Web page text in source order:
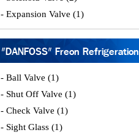
- Expansion Valve (1)
"DANFOSS" Freon Refrigeration
- Ball Valve (1)
- Shut Off Valve (1)
- Check Valve (1)
- Sight Glass (1)